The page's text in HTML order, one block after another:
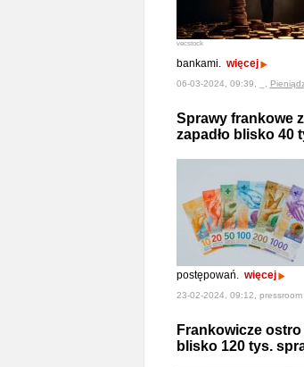
vecstock
bankami. więcej
06-03-2024, 09:39, _,
Sprawy frankowe
zapadło blisko 40
postępowań. więcej
23-02-2024, 09:12, pressroom ,
Frankowicze
blisko 120 tys.